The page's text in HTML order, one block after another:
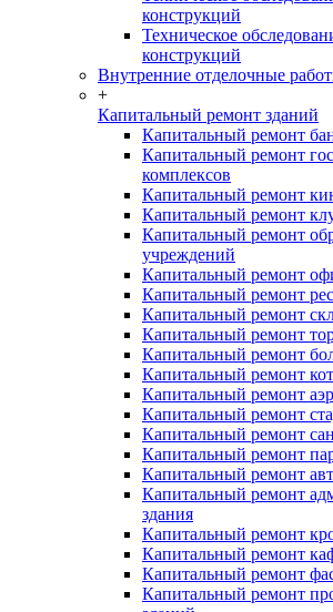
конструкций
Техническое
конструкций
Внутренние отделочные
+
Капитальный ремонт зданий
Капитальный ремонт
Капитальный ремонт
комплексов
Капитальный ремонт
Капитальный ремонт
Капитальный ремонт
учреждений
Капитальный ремонт
Капитальный ремонт
Капитальный ремонт
Капитальный ремонт
Капитальный ремонт
Капитальный ремонт
Капитальный ремонт
Капитальный ремонт
Капитальный ремонт
Капитальный ремонт
Капитальный ремонт
Капитальный ремонт
здания
Капитальный ремонт
Капитальный ремонт
Капитальный ремонт
Капитальный ремонт